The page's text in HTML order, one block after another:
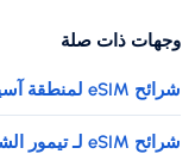
وجهات ذات صلة
شرائح eSIM لمنطقة آسيا والمحيط الهادئ
شرائح eSIM لـ تيمور الشرقية